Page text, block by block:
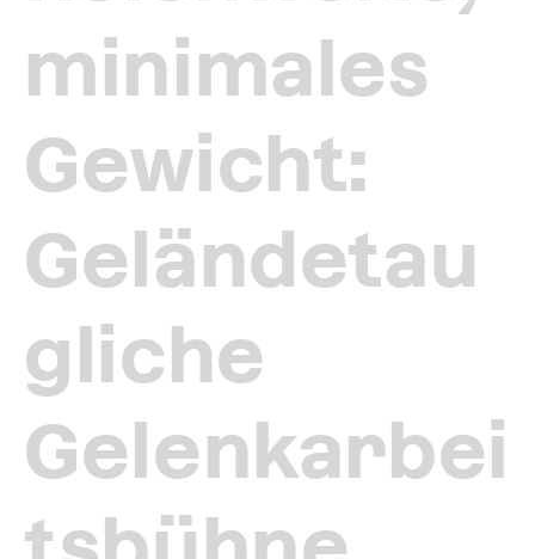
minimales
Gewicht:
Geländetau
gliche
Gelenkarbei